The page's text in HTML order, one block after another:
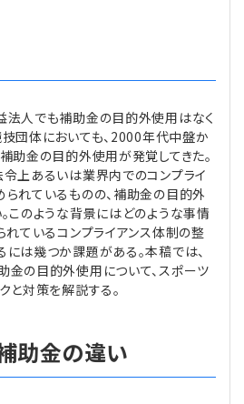
法人でも補助金の目的外使用はなく
団体においても、2000年代中盤か
助金の目的外使用が発覚してきた。
上あるいは業界内でのコンプライ
れているものの、補助金の目的外
このような背景にはどのような事情
れているコンプライアンス体制の整
は幾つか課題がある。本稿では、
の目的外使用について、スポーツ
と対策を解説する。
助金の違い